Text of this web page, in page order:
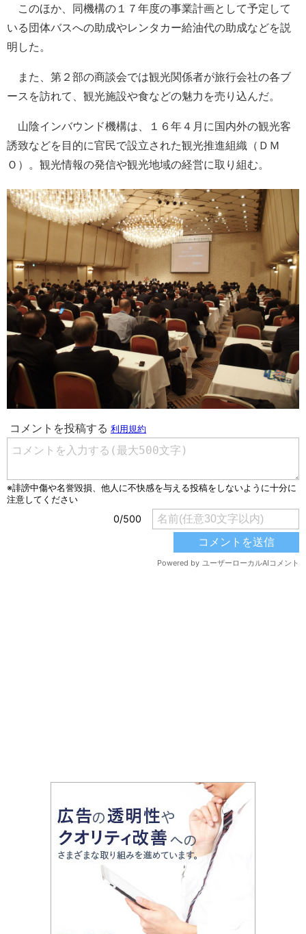
このほか、同機構の１７年度の事業計画として予定して
いる団体バスへの助成やレンタカー給油代の助成などを説
明した。
また、第２部の商談会では観光関係者が旅行会社の各ブ
ースを訪れて、観光施設や食などの魅力を売り込んだ。
山陰インバウンド機構は、１６年４月に国内外の観光客
誘致などを目的に官民で設立された観光推進組織（ＤＭ
Ｏ）。観光情報の発信や観光地域の経営に取り組む。